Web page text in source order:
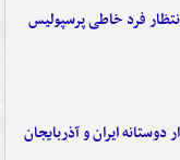
فرد خاطی پرسپولیس
دوستانه ایران و آذربایجان